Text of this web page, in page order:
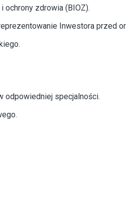
zdrowia (BIOZ).
Inwestora przed
odpowiedniej specjalności.